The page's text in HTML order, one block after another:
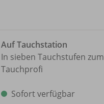
Auf Tauchstation
In sieben Tauchstufen zum
Tauchprofi
Sofort verfügbar